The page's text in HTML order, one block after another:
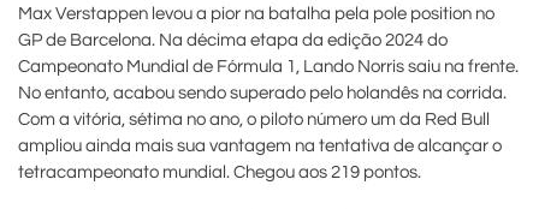
Max Verstappen levou a pior na batalha pela pole position no
GP de Barcelona. Na décima etapa da edição 2024 do
Campeonato Mundial de Fórmula 1, Lando Norris saiu na frente.
No entanto, acabou sendo superado pelo holandês na corrida.
Com a vitória, sétima no ano, o piloto número um da Red Bull
ampliou ainda mais sua vantagem na tentativa de alcançar o
tetracampeonato mundial. Chegou aos 219 pontos.